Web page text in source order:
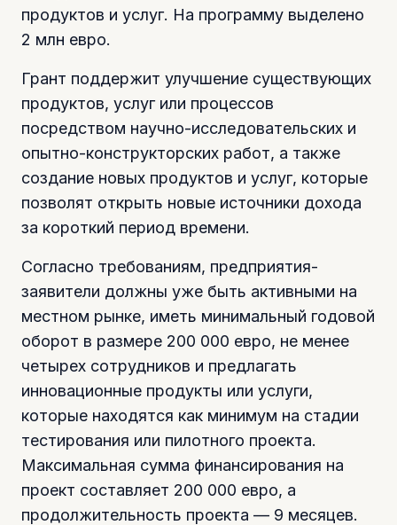
продуктов и услуг. На программу выделено
2 млн евро.
Грант поддержит улучшение существующих
продуктов, услуг или процессов
посредством научно-исследовательских и
опытно-конструкторских работ, а также
создание новых продуктов и услуг, которые
позволят открыть новые источники дохода
за короткий период времени.
Согласно требованиям, предприятия-
заявители должны уже быть активными на
местном рынке, иметь минимальный годовой
оборот в размере 200 000 евро, не менее
четырех сотрудников и предлагать
инновационные продукты или услуги,
которые находятся как минимум на стадии
тестирования или пилотного проекта.
Максимальная сумма финансирования на
проект составляет 200 000 евро, а
продолжительность проекта — 9 месяцев.